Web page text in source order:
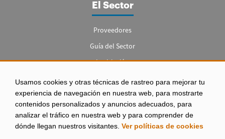
Usamos cookies y otras técnicas de rastreo para mejorar tu
experiencia de navegación en nuestra web, para mostrarte
contenidos personalizados y anuncios adecuados, para
analizar el tráfico en nuestra web y para comprender de
dónde llegan nuestros visitantes. Ver políticas de cookies
El Sector
Proveedores
Guía del Sector
Legislación
Empleo
Aviso legal